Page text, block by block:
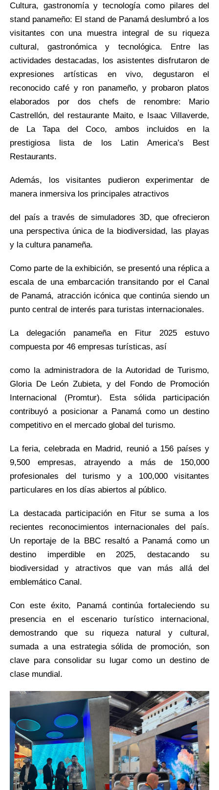
Cultura, gastronomía y tecnología como pilares del
stand panameño: El stand de Panamá deslumbró a los
visitantes con una muestra integral de su riqueza
cultural, gastronómica y tecnológica. Entre las
actividades destacadas, los asistentes disfrutaron de
expresiones artísticas en vivo, degustaron el
reconocido café y ron panameño, y probaron platos
elaborados por dos chefs de renombre: Mario
Castrellón, del restaurante Maito, e Isaac Villaverde,
de La Tapa del Coco, ambos incluidos en la
prestigiosa lista de los Latin America’s Best
Restaurants.
Además, los visitantes pudieron experimentar de
manera inmersiva los principales atractivos
del país a través de simuladores 3D, que ofrecieron
una perspectiva única de la biodiversidad, las playas
y la cultura panameña.
Como parte de la exhibición, se presentó una réplica a
escala de una embarcación transitando por el Canal
de Panamá, atracción icónica que continúa siendo un
punto central de interés para turistas internacionales.
La delegación panameña en Fitur 2025 estuvo
compuesta por 46 empresas turísticas, así
como la administradora de la Autoridad de Turismo,
Gloria De León Zubieta, y del Fondo de Promoción
Internacional (Promtur). Esta sólida participación
contribuyó a posicionar a Panamá como un destino
competitivo en el mercado global del turismo.
La feria, celebrada en Madrid, reunió a 156 países y
9,500 empresas, atrayendo a más de 150,000
profesionales del turismo y a 100,000 visitantes
particulares en los días abiertos al público.
La destacada participación en Fitur se suma a los
recientes reconocimientos internacionales del país.
Un reportaje de la BBC resaltó a Panamá como un
destino imperdible en 2025, destacando su
biodiversidad y atractivos que van más allá del
emblemático Canal.
Con este éxito, Panamá continúa fortaleciendo su
presencia en el escenario turístico internacional,
demostrando que su riqueza natural y cultural,
sumada a una estrategia sólida de promoción, son
clave para consolidar su lugar como un destino de
clase mundial.